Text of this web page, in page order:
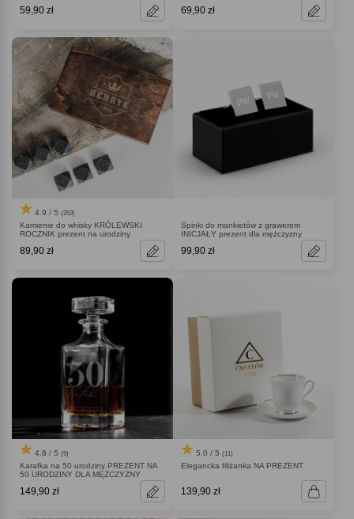
59,90 zł 69,90 zł
4.9 / 5 (253)
Kamienie do whisky KRÓLEWSKI
ROCZNIK prezent na urodziny
89,90 zł
Spinki do mankietów z grawerem
INICJAŁY prezent dla mężczyzny
99,90 zł
4.8 / 5 (9)
Karafka na 50 urodziny PREZENT NA
50 URODZINY DLA MĘŻCZYZNY
149,90 zł
5.0 / 5 (11)
Elegancka filiżanka NA PREZENT
139,90 zł